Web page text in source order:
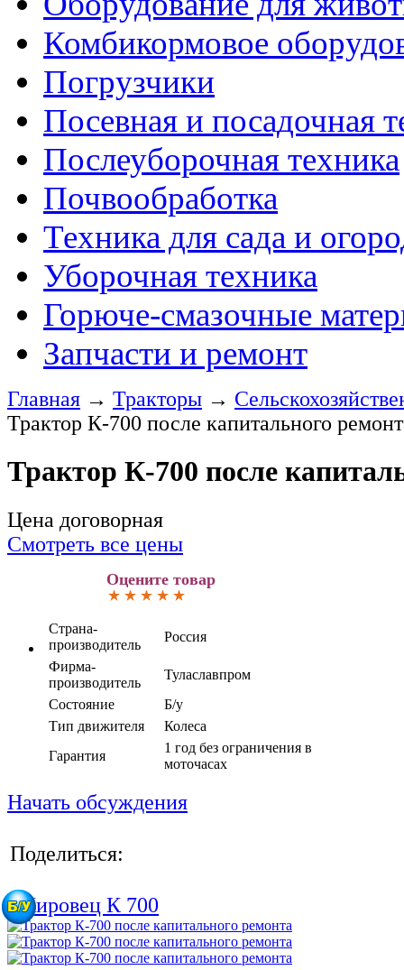
Комбикормовое
Погрузчики
Посевная и посадочная
Послеуборочная техника
Почвообработка
Техника для сада и
Уборочная техника
Горюче-смазочные
Запчасти и ремонт
Главная → Тракторы →
Трактор К-700 после капитального
Трактор К-700 после
Цена договорная
Смотреть все цены
Оцените товар
Страна-
производитель
Россия
Фирма-
производитель
Тулаславпром
Состояние
Б/у
Тип движителя
Колеса
Гарантия
1 год без ограничения в
моточасах
Начать обсуждения
Поделиться: